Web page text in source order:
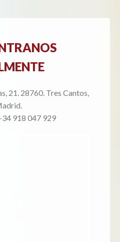
21. 28760. Tres Cantos,
918 047 929